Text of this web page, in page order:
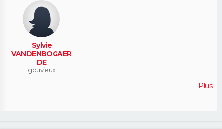
Sylvie
VANDENBOGAER
DE
gouvieux
Plus